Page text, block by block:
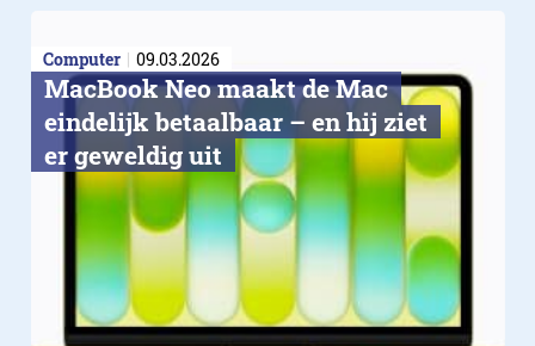
Computer 09.03.2026
MacBook Neo maakt de Mac
eindelijk betaalbaar – en hij ziet
er geweldig uit